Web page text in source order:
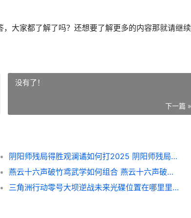
大家都了解了吗？还想要了解更多的内容那就请继
没有了！
下一篇 »
阴阳师残局得胜观澜谲如何打2025 阴阳师残局得胜风裁翼
燕云十六声破竹鸢武学如何组合 燕云十六声破竹鸢怎么样
三角洲行动零号大坝逆战未来光碟位置在哪里里 三角洲行动零号大坝钥匙推荐